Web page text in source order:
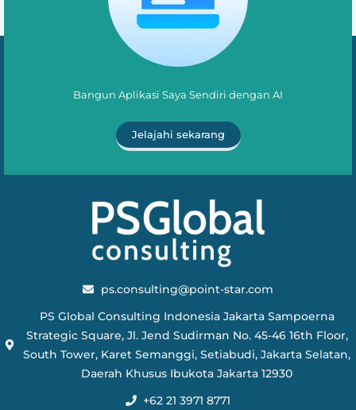
Bangun Aplikasi Saya Sendiri dengan AI
Jelajahi sekarang
ps.consulting@point-star.com
PS Global Consulting Indonesia Jakarta Sampoerna
Strategic Square, Jl. Jend Sudirman No. 45-46 16th Floor,
South Tower, Karet Semanggi, Setiabudi, Jakarta Selatan,
Daerah Khusus Ibukota Jakarta 12930
+62 21 3971 8771